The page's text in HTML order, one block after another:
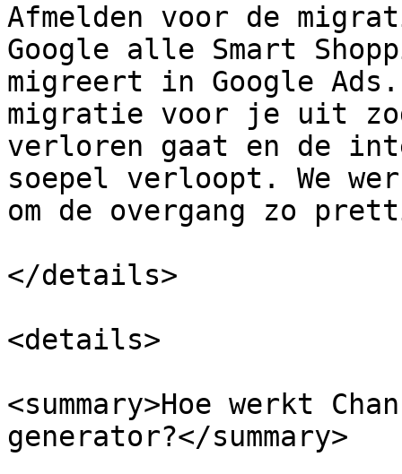
Afmelden voor de
Google alle Smart
migreert in Google
migratie voor je uit
verloren gaat en de
soepel verloopt. We
om de overgang zo
</details>
<details>
<summary>Hoe werkt
generator?</summary>